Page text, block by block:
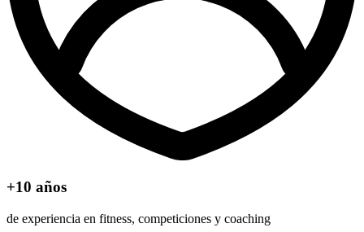
+10 años
de experiencia en fitness, competiciones y coaching